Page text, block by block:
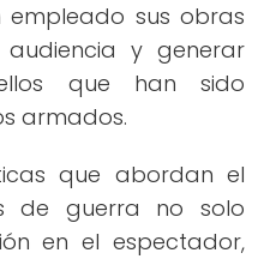
sus obras
y generar
que han sido
armados.
que abordan el
de guerra no solo
en el espectador,